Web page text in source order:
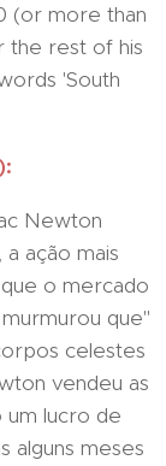
(or more than
the rest of his
'South
Newton
ação mais
o mercado
que"
celestes
vendeu as
um lucro de
alguns meses